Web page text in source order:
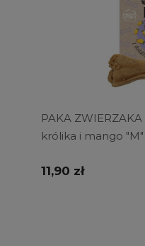
PAKA
królika i mango "M"
11,90 zł